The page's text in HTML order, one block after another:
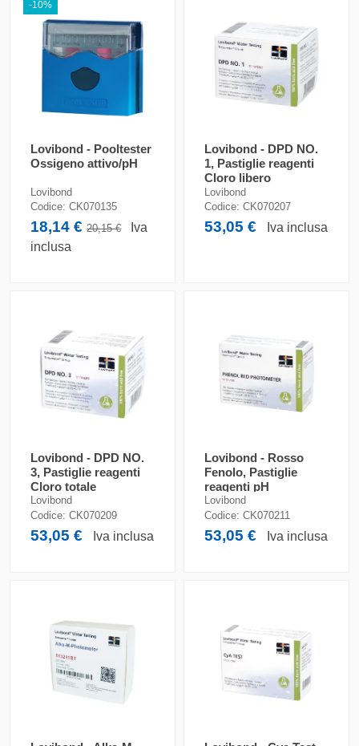
-10%
Lovibond - Pooltester
Ossigeno attivo/pH
Lovibond
Codice:CK070135
18,14 €20,15 €
Iva
inclusa
Lovibond - DPD NO.
1, Pastiglie reagenti
Cloro libero
Lovibond
Codice:CK070207
53,05 € Iva inclusa
Lovibond - DPD NO.
3, Pastiglie reagenti
Cloro totale
Lovibond
Codice:CK070209
53,05 € Iva inclusa
Lovibond - Rosso
Fenolo, Pastiglie
reagenti pH
Lovibond
Codice:CK070211
53,05 € Iva inclusa